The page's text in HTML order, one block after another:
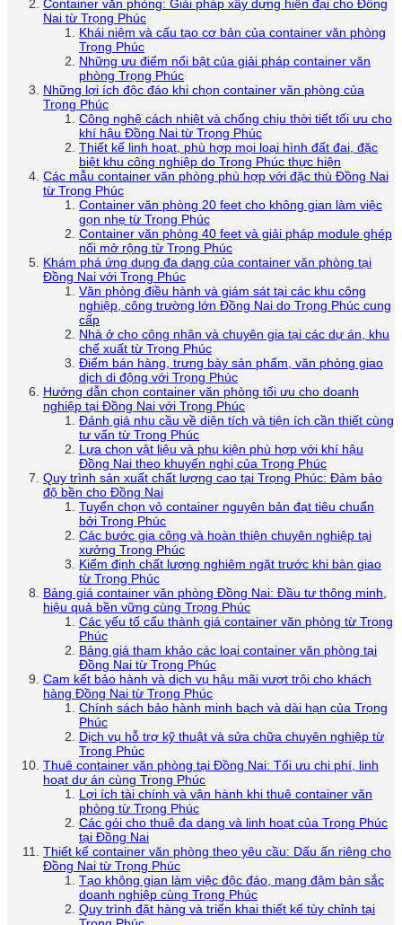
Container văn phòng: Giải pháp xây dựng hiện đại cho Đồng
Nai từ Trọng Phúc
Khái niệm và cấu tạo cơ bản của container văn phòng
Trọng Phúc
Những ưu điểm nổi bật của giải pháp container văn
phòng Trọng Phúc
Những lợi ích độc đáo khi chọn container văn phòng của
Trọng Phúc
Công nghệ cách nhiệt và chống chịu thời tiết tối ưu cho
khí hậu Đồng Nai từ Trọng Phúc
Thiết kế linh hoạt, phù hợp mọi loại hình đất đai, đặc
biệt khu công nghiệp do Trọng Phúc thực hiện
Các mẫu container văn phòng phù hợp với đặc thù Đồng Nai
từ Trọng Phúc
Container văn phòng 20 feet cho không gian làm việc
gọn nhẹ từ Trọng Phúc
Container văn phòng 40 feet và giải pháp module ghép
nối mở rộng từ Trọng Phúc
Khám phá ứng dụng đa dạng của container văn phòng tại
Đồng Nai với Trọng Phúc
Văn phòng điều hành và giám sát tại các khu công
nghiệp, công trường lớn Đồng Nai do Trọng Phúc cung
cấp
Nhà ở cho công nhân và chuyên gia tại các dự án, khu
chế xuất từ Trọng Phúc
Điểm bán hàng, trưng bày sản phẩm, văn phòng giao
dịch di động với Trọng Phúc
Hướng dẫn chọn container văn phòng tối ưu cho doanh
nghiệp tại Đồng Nai với Trọng Phúc
Đánh giá nhu cầu về diện tích và tiện ích cần thiết cùng
tư vấn từ Trọng Phúc
Lựa chọn vật liệu và phụ kiện phù hợp với khí hậu
Đồng Nai theo khuyến nghị của Trọng Phúc
Quy trình sản xuất chất lượng cao tại Trọng Phúc: Đảm bảo
độ bền cho Đồng Nai
Tuyển chọn vỏ container nguyên bản đạt tiêu chuẩn
bởi Trọng Phúc
Các bước gia công và hoàn thiện chuyên nghiệp tại
xưởng Trọng Phúc
Kiểm định chất lượng nghiêm ngặt trước khi bàn giao
từ Trọng Phúc
Bảng giá container văn phòng Đồng Nai: Đầu tư thông minh,
hiệu quả bền vững cùng Trọng Phúc
Các yếu tố cấu thành giá container văn phòng từ Trọng
Phúc
Bảng giá tham khảo các loại container văn phòng tại
Đồng Nai từ Trọng Phúc
Cam kết bảo hành và dịch vụ hậu mãi vượt trội cho khách
hàng Đồng Nai từ Trọng Phúc
Chính sách bảo hành minh bạch và dài hạn của Trọng
Phúc
Dịch vụ hỗ trợ kỹ thuật và sửa chữa chuyên nghiệp từ
Trọng Phúc
Thuê container văn phòng tại Đồng Nai: Tối ưu chi phí, linh
hoạt dự án cùng Trọng Phúc
Lợi ích tài chính và vận hành khi thuê container văn
phòng từ Trọng Phúc
Các gói cho thuê đa dạng và linh hoạt của Trọng Phúc
tại Đồng Nai
Thiết kế container văn phòng theo yêu cầu: Dấu ấn riêng cho
Đồng Nai từ Trọng Phúc
Tạo không gian làm việc độc đáo, mang đậm bản sắc
doanh nghiệp cùng Trọng Phúc
Quy trình đặt hàng và triển khai thiết kế tùy chỉnh tại